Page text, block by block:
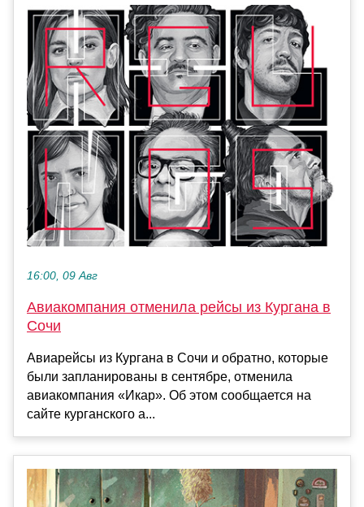
16:00, 09 Авг
Авиакомпания отменила рейсы из Кургана в
Сочи
Авиарейсы из Кургана в Сочи и обратно, которые
были запланированы в сентябре, отменила
авиакомпания «Икар». Об этом сообщается на
сайте курганского а...